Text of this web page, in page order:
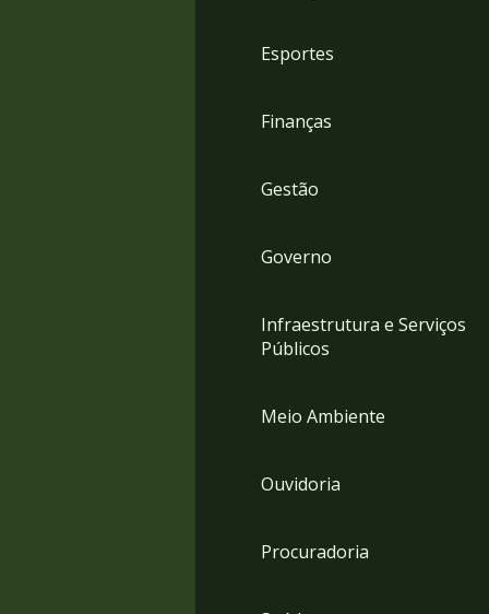
Esportes
Finanças
Gestão
Governo
Infraestrutura e Serviços
Públicos
Meio Ambiente
Ouvidoria
Procuradoria